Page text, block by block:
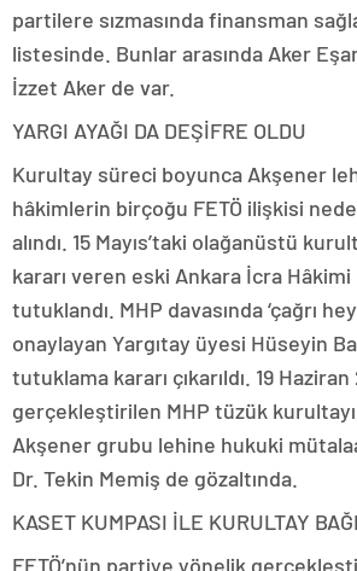
partilere sızmasında finansman
listesinde. Bunlar arasında Aker
İzzet Aker de var.
YARGI AYAĞI DA DEŞİFRE OLDU
Kurultay süreci boyunca Akşener
hâkimlerin birçoğu FETÖ ilişkisi
alındı. 15 Mayıs’taki olağanüstü
kararı veren eski Ankara İcra Hâkimi
tutuklandı. MHP davasında ‘çağrı
onaylayan Yargıtay üyesi Hüseyin
tutuklama kararı çıkarıldı. 19 Haziran
gerçekleştirilen MHP tüzük
Akşener grubu lehine hukuki
Dr. Tekin Memiş de gözaltında.
KASET KUMPASI İLE KURULTAY
FETÖ’nün partiye yönelik